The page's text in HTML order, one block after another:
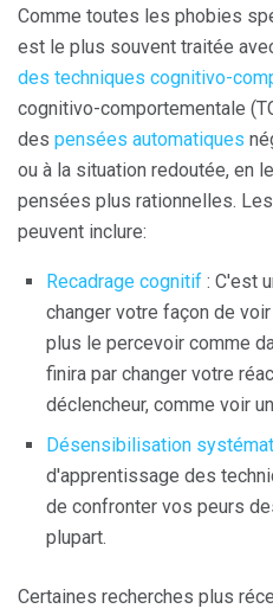
Comme toutes les phobies
est le plus souvent traitée
des techniques cognitivo-
cognitivo-comportementale
des pensées automatiques
ou à la situation redoutée, en
pensées plus rationnelles.
peuvent inclure:
Recadrage cognitif : C'est
changer votre façon de
plus le percevoir comme
finira par changer votre
déclencheur, comme voir
Désensibilisation
d'apprentissage des
de confronter vos peurs
plupart.
Certaines recherches plus